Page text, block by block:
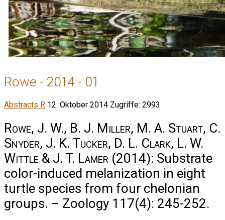
Rowe - 2014 - 01
Abstracts R 12. Oktober 2014 Zugriffe: 2993
Rowe, J. W., B. J. Miller, M. A. Stuart, C.
Snyder, J. K. Tucker, D. L. Clark, L. W.
Wittle & J. T. Lamer (2014): Substrate
color-induced melanization in eight
turtle species from four chelonian
groups. – Zoology 117(4): 245-252.